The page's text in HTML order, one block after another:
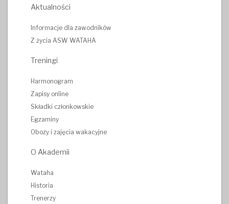
Aktualności
Informacje dla zawodników
Z życia ASW WATAHA
Treningi
Harmonogram
Zapisy online
Składki członkowskie
Egzaminy
Obozy i zajęcia wakacyjne
O Akademii
Wataha
Historia
Trenerzy